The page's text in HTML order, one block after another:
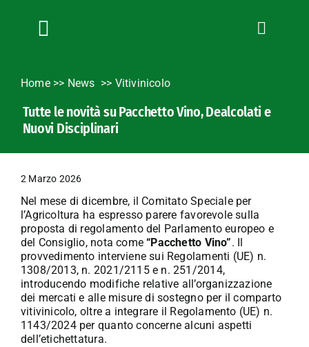
Toggle
News
L’Agricoltore cuneese
Fotogallery
Lavora con noi
Contatti
Home>> News Vitivinicolo
Tutte le novità su Pacchetto Vino, Dealcolati e
Nuovi Disciplinari
2 Marzo 2026
Nel mese di dicembre, il Comitato Speciale per
l’Agricoltura ha espresso parere favorevole sulla
proposta di regolamento del Parlamento europeo e
del Consiglio, nota come“Pacchetto Vino”. Il
provvedimento interviene sui Regolamenti (UE) n.
1308/2013, n. 2021/2115 e n. 251/2014,
introducendo modifiche relative all’organizzazione
dei mercati e alle misure di sostegno per il comparto
vitivinicolo, oltre a integrare il Regolamento (UE) n.
1143/2024 per quanto concerne alcuni aspetti
dell’etichettatura.